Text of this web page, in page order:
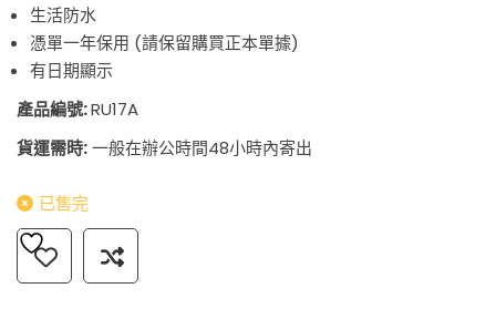
生活防水
憑單一年保用 (請保留購買正本單據)
有日期顯示
產品編號:RU17A
貨運需時:一般在辦公時間48小時內寄出
已售完